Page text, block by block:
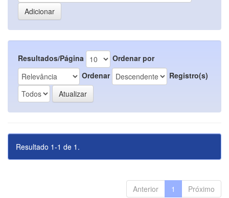
Resultados/Página
Ordenar por
Ordenar
Registro(s)
Resultado 1-1 de 1.
Anterior 1 Próximo